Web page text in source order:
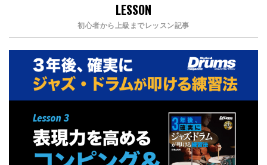
LESSON
初心者から上級までレッスン記事